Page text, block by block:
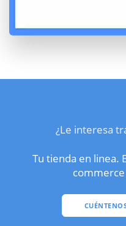
¿Le interesa
Tu tienda en linea.